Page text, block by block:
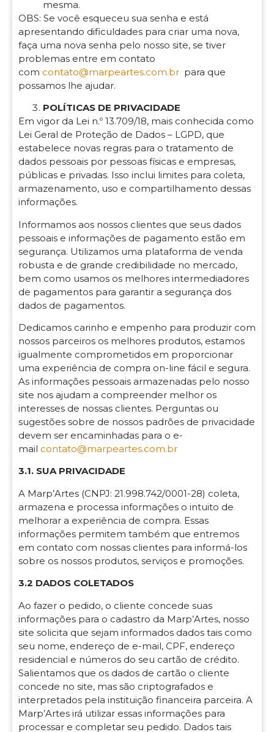
mesma.
OBS: Se você esqueceu sua senha e está
apresentando dificuldades para criar uma nova,
faça uma nova senha pelo nosso site, se tiver
problemas entre em contato
com contato@marpeartes.com.br para que
possamos lhe ajudar.
POLÍTICAS DE PRIVACIDADE
Em vigor da Lei n.º 13.709/18, mais conhecida como
Lei Geral de Proteção de Dados – LGPD, que
estabelece novas regras para o tratamento de
dados pessoais por pessoas físicas e empresas,
públicas e privadas. Isso inclui limites para coleta,
armazenamento, uso e compartilhamento dessas
informações.
Informamos aos nossos clientes que seus dados
pessoais e informações de pagamento estão em
segurança. Utilizamos uma plataforma de venda
robusta e de grande credibilidade no mercado,
bem como usamos os melhores intermediadores
de pagamentos para garantir a segurança dos
dados de pagamentos.
Dedicamos carinho e empenho para produzir com
nossos parceiros os melhores produtos, estamos
igualmente comprometidos em proporcionar
uma experiência de compra on-line fácil e segura.
As informações pessoais armazenadas pelo nosso
site nos ajudam a compreender melhor os
interesses de nossas clientes. Perguntas ou
sugestões sobre de nossos padrões de privacidade
devem ser encaminhadas para o e-
mail contato@marpeartes.com.br
3.1. SUA PRIVACIDADE
A Marp’Artes (CNPJ: 21.998.742/0001-28) coleta,
armazena e processa informações o intuito de
melhorar a experiência de compra. Essas
informações permitem também que entremos
em contato com nossas clientes para informá-los
sobre os nossos produtos, serviços e promoções.
3.2 DADOS COLETADOS
Ao fazer o pedido, o cliente concede suas
informações para o cadastro da Marp’Artes, nosso
site solicita que sejam informados dados tais como
seu nome, endereço de e-mail, CPF, endereço
residencial e números do seu cartão de crédito.
Salientamos que os dados de cartão o cliente
concede no site, mas são criptografados e
interpretados pela instituição financeira parceira. A
Marp’Artes irá utilizar essas informações para
processar e completar seu pedido. Dados tais